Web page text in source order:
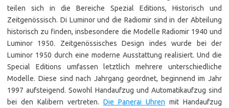
teilen sich in die Bereiche Spezial Editions, Historisch und
Zeitgenössisch. Di Luminor und die Radiomir sind in der Abteilung
historisch zu finden, insbesondere die Modelle Radiomir 1940 und
Luminor 1950. Zeitgenössisches Design indes wurde bei der
Luminor 1950 durch eine moderne Ausstattung realisiert. Und die
Special Editions umfassen letztlich mehrere unterschiedliche
Modelle. Diese sind nach Jahrgang geordnet, beginnend im Jahr
1997 aufsteigend. Sowohl Handaufzug und Automatikaufzug sind
bei den Kalibern vertreten. Die Panerai Uhren mit Handaufzug